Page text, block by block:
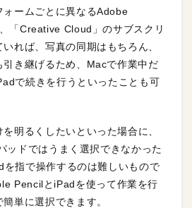
ォームごとに異なるAdobe
「Creative Cloud」のサブスクリ
れば、写真の同期はもちろん、
き継げるため、Macで作業中だ
で続きを行うといったことも可
明るくしたいといった場合に、
ッドではうまく選択できなかった
を指で操作するのは難しいもので
PencilとiPadを使って作業を行
単に選択できます。